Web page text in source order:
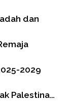
dan
2029
Palestina…